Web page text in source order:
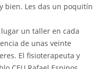
bien. Les das un poquitín
un taller en cada
de unas veinte
El fisioterapeuta y